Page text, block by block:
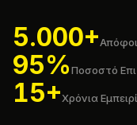
5.000+
95%Ποσοστό
15+Χρόνια